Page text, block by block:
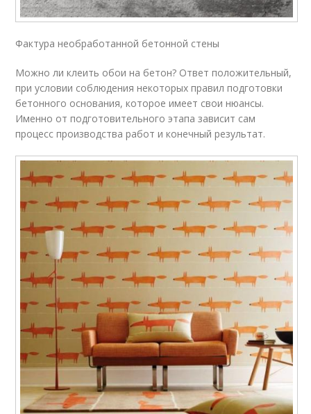
Фактура необработанной бетонной стены
Можно ли клеить обои на бетон? Ответ положительный,
при условии соблюдения некоторых правил подготовки
бетонного основания, которое имеет свои нюансы.
Именно от подготовительного этапа зависит сам
процесс производства работ и конечный результат.